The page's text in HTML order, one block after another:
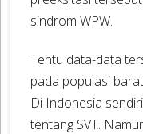
sindrom WPW.
Tentu data-data
pada populasi
Di Indonesia
tentang SVT.